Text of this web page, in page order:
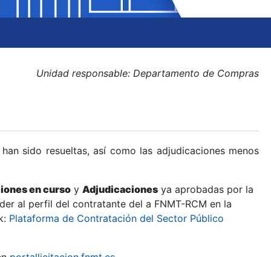
Unidad responsable: Departamento de Compras
sido resueltas, así como las adjudicaciones menos
en curso y Adjudicaciones ya aprobadas por la
al perfil del contratante del a FNMT-RCM en la
Plataforma de Contratación del Sector Público